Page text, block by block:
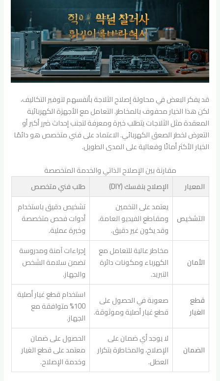
قد يفكر البعض في محاولة إصلاح الثلاجة بأنفسهم لتوفير التكاليف،
لكن هذا الخيار محفوف بالمخاطر. التعامل مع الأجهزة الكهربائية
المعقدة مثل الثلاجات يتطلب خبرة ومعرفة لتجنب إحداث ضرر أكبر أو
التعرض لخطر الصعق الكهربائي. الاعتماد على فني متخصص هو دائمًا
الخيار الأكثر أمانًا وفعالية على المدى الطويل.
مقارنة بين الإصلاح الذاتي والخدمة المتخصصة
المعيار
الإصلاح بنفسك (DIY) طلب فني متخصص
التشخيص
يعتمد على التخمين
ومقاطع الفيديو العامة،
وقد يكون غير دقيق.
تشخيص دقيق باستخدام
أدوات فحص متخصصة
وخبرة عملية.
الأمان
مخاطر عالية للتعامل مع
الكهرباء ومكونات دائرة
التبريد.
إجراءات آمنة ومدروسة
تضمن سلامة الشخص
والجهاز.
قطع
الغيار
صعوبة في الحصول على
قطع غيار أصلية وموثوقة.
استخدام قطع غيار أصلية
100% متوافقة مع
الجهاز.
الضمان
لا يوجد أي ضمان على
الإصلاح، والمخاطرة بتكرار
العطل.
الحصول على ضمان
معتمد على قطع الغيار
وخدمة الإصلاح.